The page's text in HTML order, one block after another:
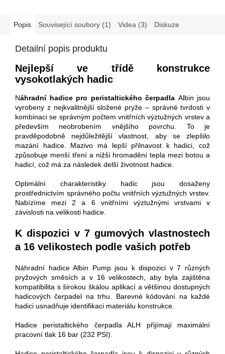
Popis Související soubory (1) Videa (3) Diskuze
Detailní popis produktu
Nejlepší ve třídě konstrukce
vysokotlakých hadic
Náhradní hadice pro peristaltického čerpadla Albin jsou
vyrobeny z nejkvalitnější složené pryže – správné tvrdosti v
kombinaci se správným počtem vnitřních výztužných vrstev a
především neobrobením vnějšího povrchu. To je
pravděpodobně nejdůležitější vlastnost, aby se zlepšilo
mazání hadice. Mazivo má lepší přilnavost k hadici, což
způsobuje menší tření a nižší hromadění tepla mezi botou a
hadicí, což má za následek delší životnost hadice.
Optimální charakteristiky hadic jsou dosaženy
prostřednictvím správného počtu vnitřních výztužných vrstev.
Nabízíme mezi 2 a 6 vnitřními výztužnými vrstvami v
závislosti na velikosti hadice.
K dispozici v 7 gumových vlastnostech
a 16 velikostech podle vašich potřeb
Náhradní hadice Albin Pump jsou k dispozici v 7 různých
pryžových směsích a v 16 velikostech, aby byla zajištěna
kompatibilita s širokou škálou aplikací a většinou dostupných
hadicových čerpadel na trhu. Barevné kódování na každé
hadici usnadňuje identifikaci materiálu konstrukce.
Hadice peristaltického čerpadla ALH přijímají maximální
pracovní tlak 16 bar (232 PSI).